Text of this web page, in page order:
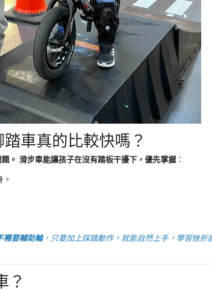
車真的比較快嗎？
。 滑步車能讓孩子在沒有踏板干擾下，優先掌握 ：
需要輔助輪，只要加上踩踏動作，就能自然上手，學習挫折
？